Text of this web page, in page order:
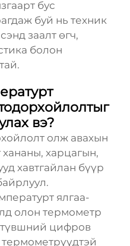
бус
буй нь техник
заалт өгч,
болон
вэ?
олж авахын
харцагын,
хавтгайлан бүүр
ялгаа-
олон термометр
цифров